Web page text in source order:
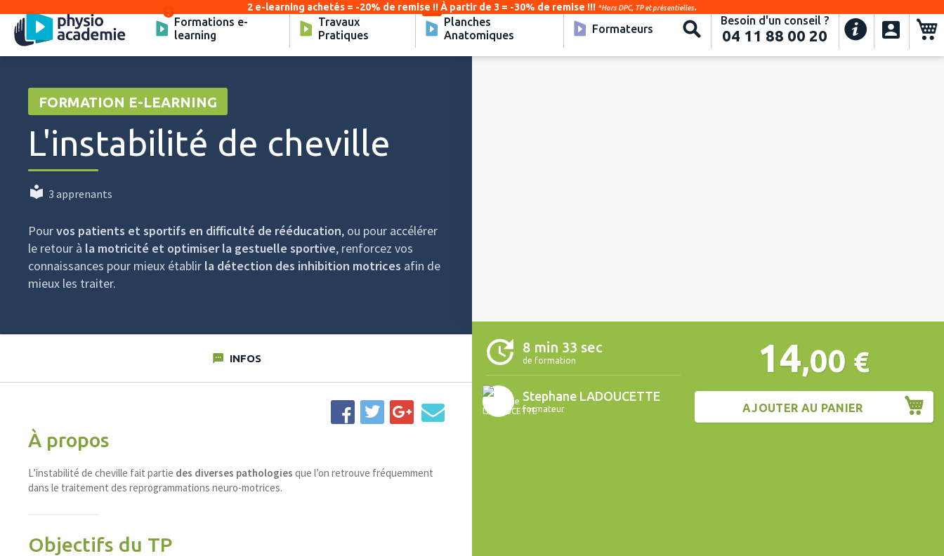
Formations e-
learning
Travaux
Pratiques
Planches
Anatomiques
Formateurs Recherche
Besoin d'un conseil ?
04 11 88 00 20
2 e-learning achetés = -20% de remise !! À partir de 3 = -30% de remise !!! *Hors DPC, TP et présentielles.
FORMATION E-LEARNING
L'instabilité de cheville
3 apprenants
Pourvos patients et sportifs en difficulté de rééducation, ou pour accélérer
le retour à la motricité et optimiser la gestuelle sportive, renforcez vos
connaissances pour mieux établir la détection des inhibition motrices afin de
mieux les traiter.
Video
8 min 33 sec
de formation
Stephane LADOUCETTE
formateur
14,00 €
AJOUTER AU PANIER
INFOS
À propos
L’instabilité de cheville fait partie des diverses pathologies que l’on retrouve fréquemment
dans le traitement des reprogrammations neuro-motrices.
Objectifs du TP